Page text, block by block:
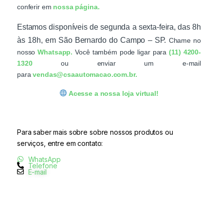
conferir em nossa página.
Estamos disponíveis de segunda a sexta-feira, das 8h
às 18h, em São Bernardo do Campo – SP. Chame no
nossoWhatsapp. Você também pode ligar para(11) 4200-
1320ou enviar um e-mail
para vendas@csaautomacao.com.br.
Acesse a nossa lojavirtual!
Para saber mais sobre sobre nossos produtos ou
serviços, entre em contato:
WhatsApp
Telefone
E-mail